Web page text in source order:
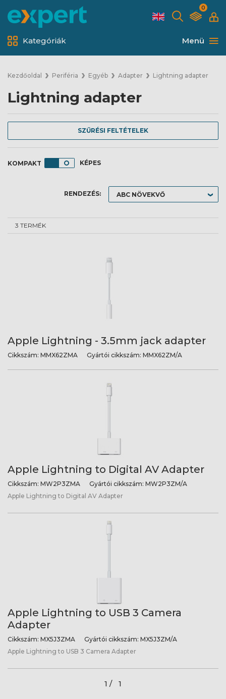
0
Menü
Kategóriák
Kezdőoldal Periféria Egyéb Adapter Lightning adapter
Lightning adapter
SZŰRÉSI FELTÉTELEK
KÉPES
RENDEZÉS:
3 TERMÉK
Apple Lightning - 3.5mm jack adapter
Cikkszám: MMX62ZMA Gyártói cikkszám: MMX62ZM/A
Apple Lightning to Digital AV Adapter
Cikkszám: MW2P3ZMA Gyártói cikkszám: MW2P3ZM/A
Apple Lightning to Digital AV Adapter
Apple Lightning to USB 3 Camera
Adapter
Cikkszám: MX5J3ZMA Gyártói cikkszám: MX5J3ZM/A
Apple Lightning to USB 3 Camera Adapter
1 / 1